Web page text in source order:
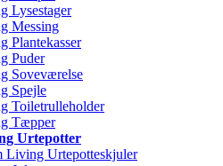
Lysestager
Messing
Plantekasser
Puder
Soveværelse
Spejle
Toiletrulleholder
Tæpper
Urtepotter
Living Urtepotteskjuler